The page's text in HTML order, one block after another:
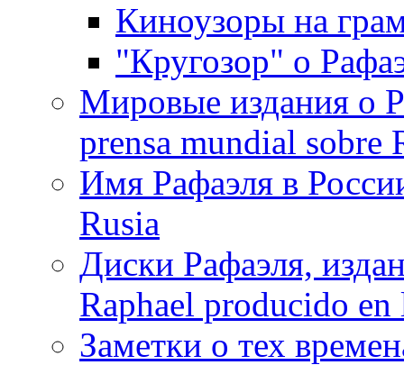
Киноузоры на
"Кругозор" о
Мировые издания о
prensa mundial sobre
Имя Рафаэля в
Rusia
Диски Рафаэля,
Raphael producido en
Заметки о тех